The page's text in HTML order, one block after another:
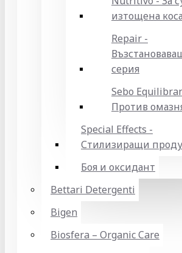
изтощена коса
Repair -
серия
Sebo
Против
Special Effects -
Стилизиращи
Боя и оксидант
Bettari Detergenti
Bigen
Biosfera – Organic Care